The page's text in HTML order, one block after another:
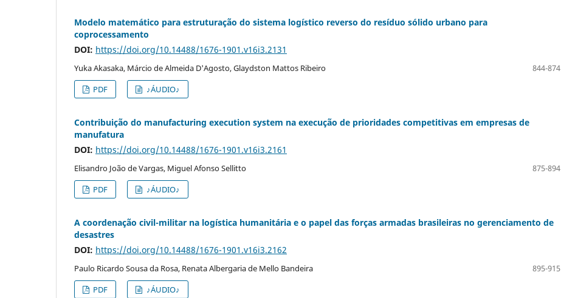
Modelo matemático para estruturação do sistema logístico reverso do resíduo sólido urbano para
coprocessamento
DOI: https://doi.org/10.14488/1676-1901.v16i3.2131
Yuka Akasaka, Márcio de Almeida D'Agosto, Glaydston Mattos Ribeiro
844-874
PDF
♪ÁUDIO♪
Contribuição do manufacturing execution system na execução de prioridades competitivas em empresas de
manufatura
DOI: https://doi.org/10.14488/1676-1901.v16i3.2161
Elisandro João de Vargas, Miguel Afonso Sellitto
875-894
PDF
♪ÁUDIO♪
A coordenação civil-militar na logística humanitária e o papel das forças armadas brasileiras no gerenciamento de
desastres
DOI: https://doi.org/10.14488/1676-1901.v16i3.2162
Paulo Ricardo Sousa da Rosa, Renata Albergaria de Mello Bandeira
895-915
PDF
♪ÁUDIO♪